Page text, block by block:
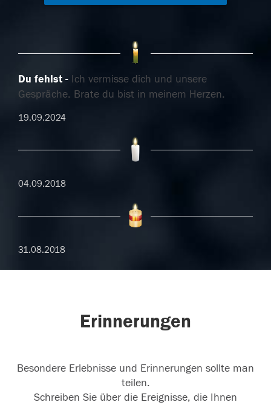
Du fehlst
Ich vermisse dich und unsere
Gespräche. Brate du bist in meinem Herzen.
19.09.2024
04.09.2018
31.08.2018
Erinnerungen
Besondere Erlebnisse und Erinnerungen sollte man
teilen.
Schreiben Sie über die Ereignisse, die Ihnen